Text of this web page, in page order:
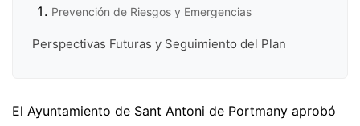
Prevención de Riesgos y Emergencias
Perspectivas Futuras y Seguimiento del Plan
El Ayuntamiento de Sant Antoni de Portmany aprobó